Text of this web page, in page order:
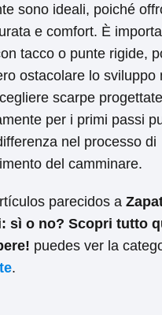
sono ideali, poiché
e comfort. È
tacco o punte rigide,
ostacolare lo sviluppo
scarpe progettate
per i primi passi
nel processo di
del camminare.
parecidos a
sì o no? Scopri tutto
puedes ver la
.